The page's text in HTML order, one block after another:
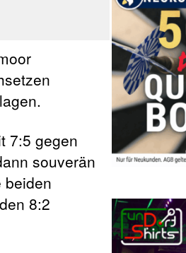
7:5 gegen
souverän
beiden
8:2